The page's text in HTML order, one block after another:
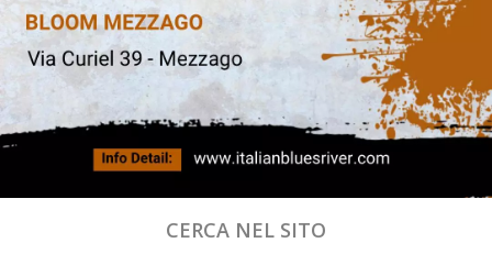
CERCA NEL SITO